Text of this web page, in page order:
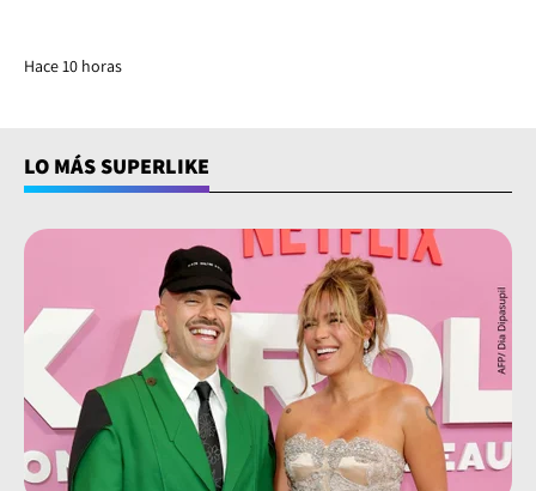
Hace 10 horas
LO MÁS SUPERLIKE